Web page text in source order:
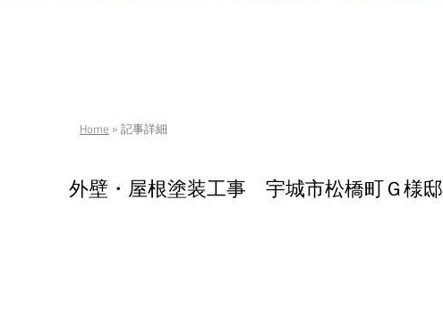
Home » 記事詳細
外壁・屋根塗装工事 宇城市松橋町Ｇ様邸